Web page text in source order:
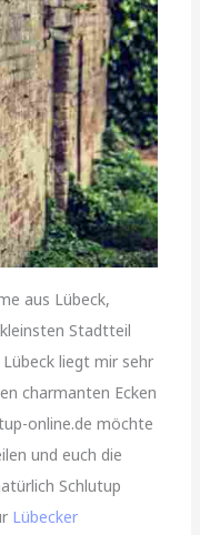
aus Lübeck,
Stadtteil
liegt mir sehr
charmanten Ecken
online.de möchte
und euch die
Schlutup
Lübecker